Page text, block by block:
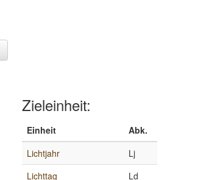
Zieleinheit:
Einheit
Abk.
Lichtjahr
Lj
Lichttag
Ld